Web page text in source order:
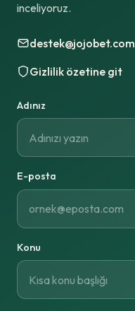
inceliyoruz.
destek@jojobet.com
Gizlilik özetine git
Adınız
E-posta
Konu